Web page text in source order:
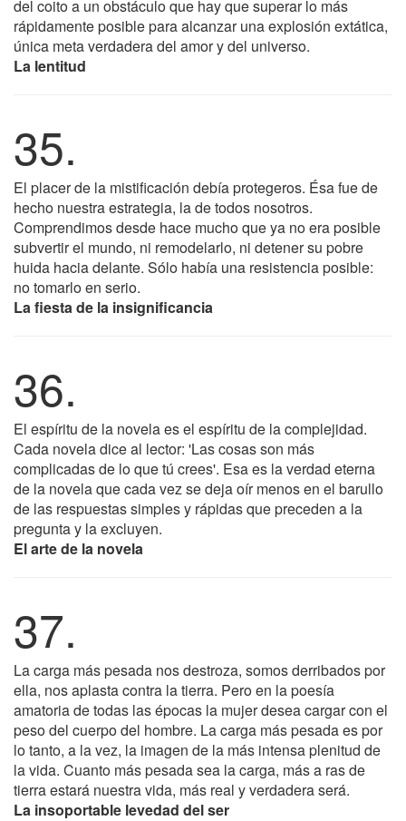
del coito a un obstáculo que hay que superar lo más
rápidamente posible para alcanzar una explosión extática,
única meta verdadera del amor y del universo.
La lentitud
35.
El placer de la mistificación debía protegeros. Ésa fue de
hecho nuestra estrategia, la de todos nosotros.
Comprendimos desde hace mucho que ya no era posible
subvertir el mundo, ni remodelarlo, ni detener su pobre
huida hacia delante. Sólo había una resistencia posible:
no tomarlo en serio.
La fiesta de la insignificancia
36.
El espíritu de la novela es el espíritu de la complejidad.
Cada novela dice al lector: 'Las cosas son más
complicadas de lo que tú crees'. Esa es la verdad eterna
de la novela que cada vez se deja oír menos en el barullo
de las respuestas simples y rápidas que preceden a la
pregunta y la excluyen.
El arte de la novela
37.
La carga más pesada nos destroza, somos derribados por
ella, nos aplasta contra la tierra. Pero en la poesía
amatoria de todas las épocas la mujer desea cargar con el
peso del cuerpo del hombre. La carga más pesada es por
lo tanto, a la vez, la imagen de la más intensa plenitud de
la vida. Cuanto más pesada sea la carga, más a ras de
tierra estará nuestra vida, más real y verdadera será.
La insoportable levedad del ser